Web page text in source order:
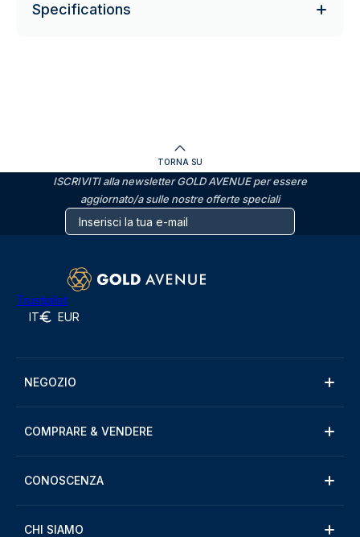
Specifications
TORNA SU
ISCRIVITI alla newsletter GOLD AVENUE per essere
aggiornato/a sulle nostre offerte speciali
Trustpilot
IT EUR
NEGOZIO
COMPRARE & VENDERE
CONOSCENZA
CHI SIAMO